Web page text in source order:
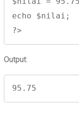
echo $nilai;
?>
Output:
95.75